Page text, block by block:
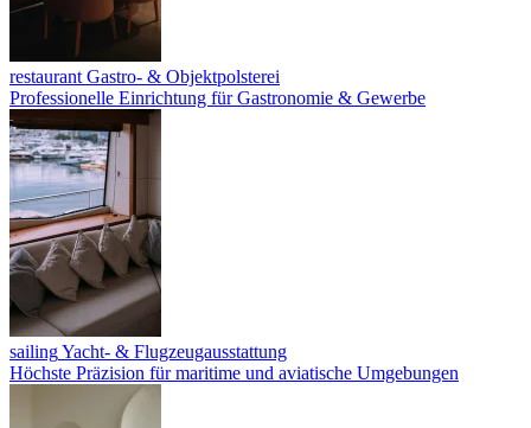
restaurant Gastro- & Objektpolsterei
Professionelle Einrichtung für Gastronomie & Gewerbe
sailingYacht- & Flugzeugausstattung
Höchste Präzision für maritime und aviatische Umgebungen